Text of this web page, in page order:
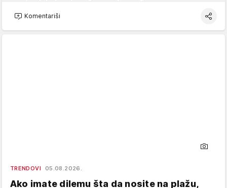
Komentariši
TRENDOVI 05.08.2026.
Ako imate dilemu šta da nosite na plažu,